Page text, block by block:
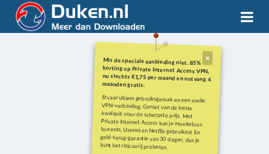
Mis de speciale aanbieding niet. 85%
korting op Private Internet Access VPN,
nu slechts €1,75 per maand en ontvang 4
maanden gratis.
Ervaar ultiem gebruiksgemak en een snelle
VPN-verbinding. Geniet van de beste
kwaliteit voor de scherpste prijs. Met
Private Internet Access kun je moeiteloos
torrents, Usenet en Netflix gebruiken! En
geld-terug-garantie van 30 dagen, dus je
kunt het risicovrij proberen.